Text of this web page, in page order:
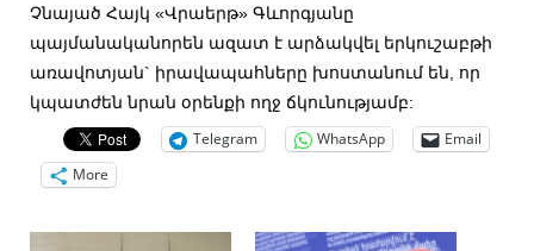
Չնայած Հայկ «Վրաերթ» Գևորգյանը
պայմանականորեն ազատ է արձակվել երկուշաբթի
առավոտյան` իրավապահները խոստանում են, որ
կպատժեն նրան օրենքի ողջ ճկունությամբ:
Telegram WhatsApp
Email
More